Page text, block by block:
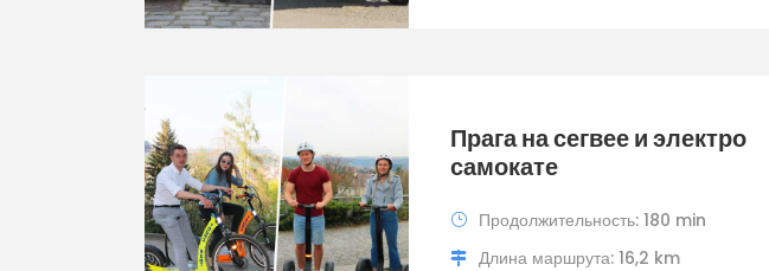
Прага на сегвее и электро
самокате
Продолжительность: 180 min
Длина маршрута: 16,2 km